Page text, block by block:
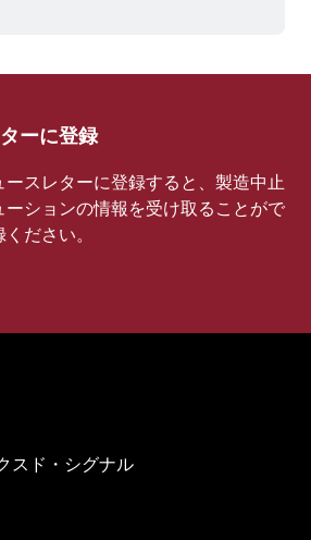
ーに登録
ースレターに登録すると、製造中止
ションの情報を受け取ることがで
ださい。
スド・シグナル